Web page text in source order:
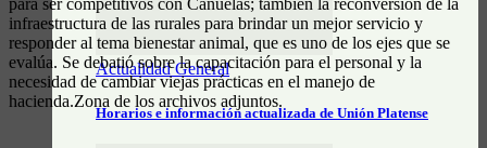
Actualidad General
Horarios e información actualizada de Unión Platense
para ser competitivos con Cañuelas; también la reconversión de la
infraestructura de las rurales para brindar un mejor servicio y
responder al tema bienestar animal, que es uno de los ejes que se
evalúa. Se debatió sobre la capacitación para el personal y la
necesidad de cambiar viejas prácticas en el manejo de
hacienda.Zona de los archivos adjuntos.